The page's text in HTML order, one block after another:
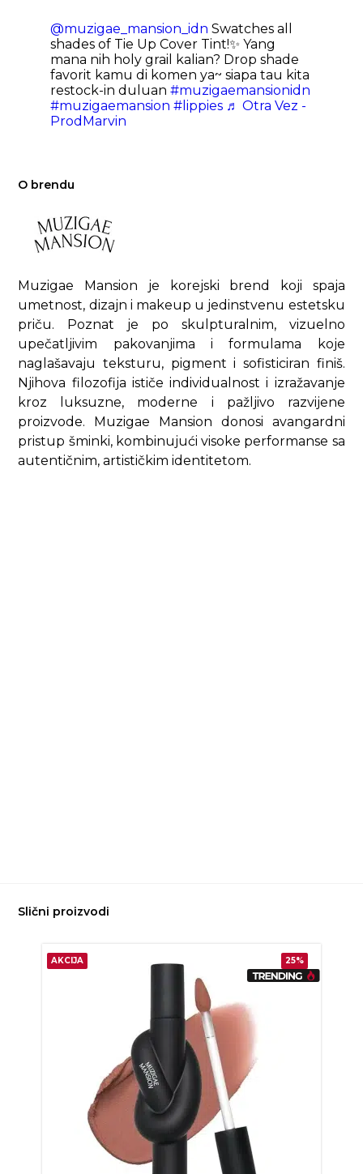
@muzigae_mansion_idn Swatches all
shades of Tie Up Cover Tint!✨ Yang
mana nih holy grail kalian? Drop shade
favorit kamu di komen ya~ siapa tau kita
restock-in duluan#muzigaemansionidn
#muzigaemansion #lippies ♬ Otra Vez -
ProdMarvin
O brendu
Muzigae Mansion je korejski brend koji spaja
umetnost, dizajn i makeup u jedinstvenu estetsku
priču. Poznat je po skulpturalnim, vizuelno
upečatljivim pakovanjima i formulama koje
naglašavaju teksturu, pigment i sofisticiran finiš.
Njihova filozofija ističe individualnost i izražavanje
kroz luksuzne, moderne i pažljivo razvijene
proizvode. Muzigae Mansion donosi avangardni
pristup šminki, kombinujući visoke performanse sa
autentičnim, artističkim identitetom.
Slični proizvodi
AKCIJA 25%